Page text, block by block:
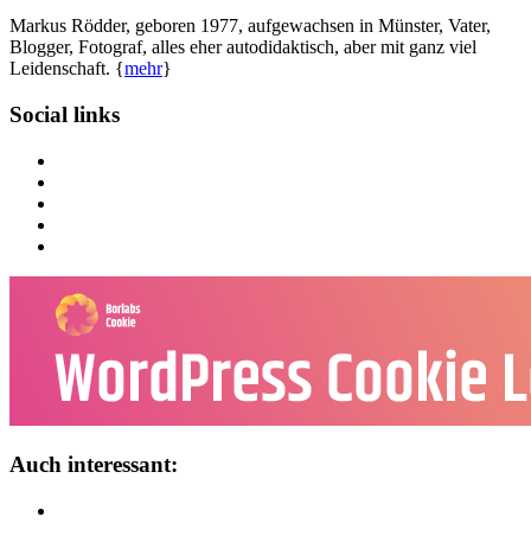
Markus Rödder, geboren 1977, aufgewachsen in Münster, Vater,
Blogger, Fotograf, alles eher autodidaktisch, aber mit ganz viel
Leidenschaft. {mehr}
Social links
Auch interessant: